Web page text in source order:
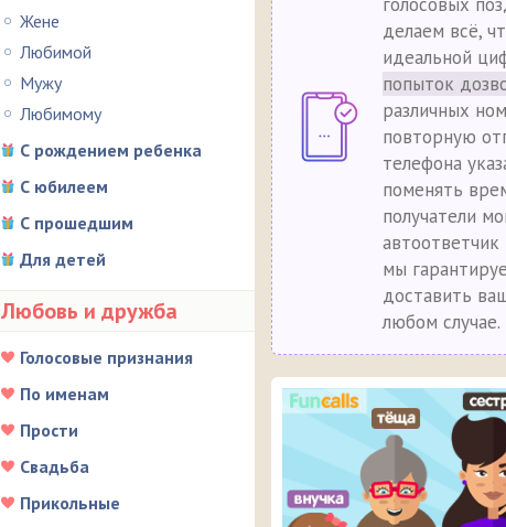
Жене
Любимой
Мужу
Любимому
С рождением ребенка
С юбилеем
С прошедшим
Для детей
Любовь и дружба
Голосовые признания
По именам
Прости
Свадьба
Прикольные
делаем всё,
идеальной
попыток
различных
повторную
телефона
поменять
получатели
мы
доставить
любом случае.